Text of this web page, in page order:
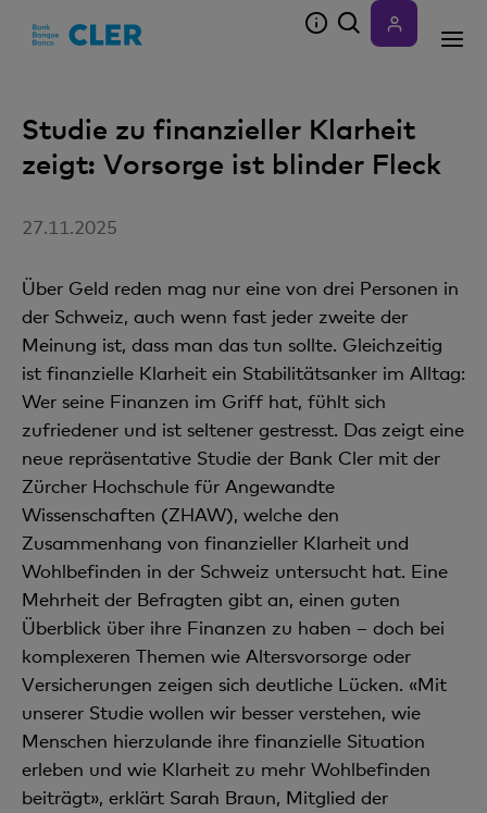
Studie zu finanzieller Klarheit
zeigt: Vorsorge ist blinder Fleck
27.11.2025
Über Geld reden mag nur eine von drei Personen in
der Schweiz, auch wenn fast jeder zweite der
Meinung ist, dass man das tun sollte. Gleichzeitig
ist finanzielle Klarheit ein Stabilitätsanker im Alltag:
Wer seine Finanzen im Griff hat, fühlt sich
zufriedener und ist seltener gestresst. Das zeigt eine
neue repräsentative Studie der Bank Cler mit der
Zürcher Hochschule für Angewandte
Wissenschaften (ZHAW), welche den
Zusammenhang von finanzieller Klarheit und
Wohlbefinden in der Schweiz untersucht hat. Eine
Mehrheit der Befragten gibt an, einen guten
Überblick über ihre Finanzen zu haben – doch bei
komplexeren Themen wie Altersvorsorge oder
Versicherungen zeigen sich deutliche Lücken. «Mit
unserer Studie wollen wir besser verstehen, wie
Menschen hierzulande ihre finanzielle Situation
erleben und wie Klarheit zu mehr Wohlbefinden
beiträgt», erklärt Sarah Braun, Mitglied der